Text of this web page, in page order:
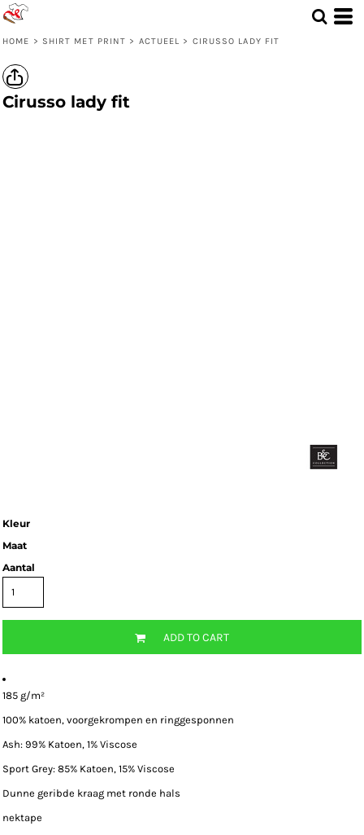
HOME > SHIRT MET PRINT > ACTUEEL > CIRUSSO LADY FIT
Cirusso lady fit
Kleur
Maat
Aantal
ADD TO CART
185 g/m²
100% katoen, voorgekrompen en ringgesponnen
Ash: 99% Katoen, 1% Viscose
Sport Grey: 85% Katoen, 15% Viscose
Dunne geribde kraag met ronde hals
nektape